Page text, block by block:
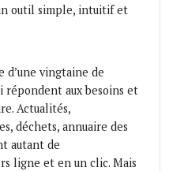
outil simple, intuitif et
d’une vingtaine de
aux besoins et
Actualités,
déchets, annuaire des
autant de
ligne et en un clic. Mais